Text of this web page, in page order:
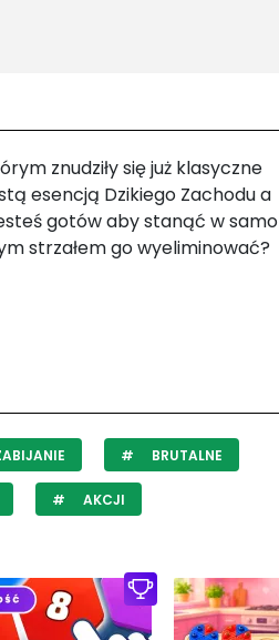
znudziły się już klasyczne
esencją Dzikiego Zachodu a
gotów aby stanąć w samo
strzałem go wyeliminować?
BRUTALNE
AKCJI